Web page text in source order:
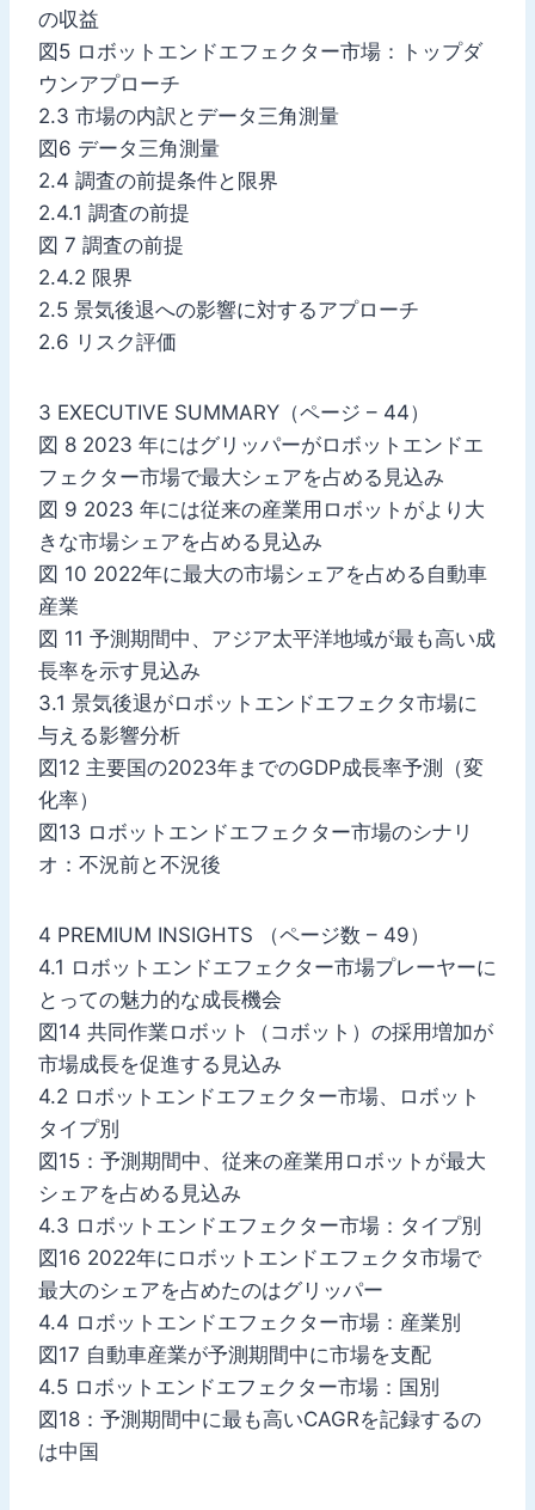
の収益
図5 ロボットエンドエフェクター市場：トップダ
ウンアプローチ
2.3 市場の内訳とデータ三角測量
図6 データ三角測量
2.4 調査の前提条件と限界
2.4.1 調査の前提
図 7 調査の前提
2.4.2 限界
2.5 景気後退への影響に対するアプローチ
2.6 リスク評価
3 EXECUTIVE SUMMARY（ページ – 44）
図 8 2023 年にはグリッパーがロボットエンドエ
フェクター市場で最大シェアを占める見込み
図 9 2023 年には従来の産業用ロボットがより大
きな市場シェアを占める見込み
図 10 2022年に最大の市場シェアを占める自動車
産業
図 11 予測期間中、アジア太平洋地域が最も高い成
長率を示す見込み
3.1 景気後退がロボットエンドエフェクタ市場に
与える影響分析
図12 主要国の2023年までのGDP成長率予測（変
化率）
図13 ロボットエンドエフェクター市場のシナリ
オ：不況前と不況後
4 PREMIUM INSIGHTS （ページ数 – 49）
4.1 ロボットエンドエフェクター市場プレーヤーに
とっての魅力的な成長機会
図14 共同作業ロボット（コボット）の採用増加が
市場成長を促進する見込み
4.2 ロボットエンドエフェクター市場、ロボット
タイプ別
図15：予測期間中、従来の産業用ロボットが最大
シェアを占める見込み
4.3 ロボットエンドエフェクター市場：タイプ別
図16 2022年にロボットエンドエフェクタ市場で
最大のシェアを占めたのはグリッパー
4.4 ロボットエンドエフェクター市場：産業別
図17 自動車産業が予測期間中に市場を支配
4.5 ロボットエンドエフェクター市場：国別
図18：予測期間中に最も高いCAGRを記録するの
は中国